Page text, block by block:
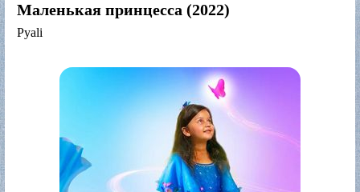
Маленькая принцесса (2022)
Pyali